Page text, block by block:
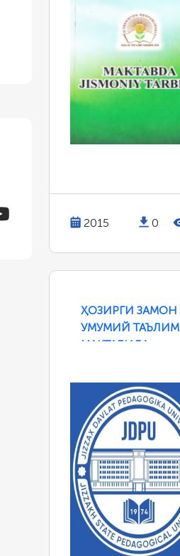
2015 0
ҲОЗИРГИ ЗАМОН
УМУМИЙ ТАЪЛИМ
МАКТАБИДА